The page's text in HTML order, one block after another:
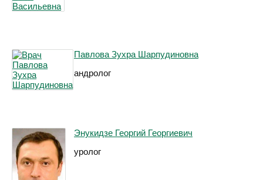
Павлова Зухра Шарпудиновна
андролог
Энукидзе Георгий Георгиевич
уролог